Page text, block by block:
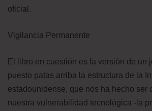
oficial.
Vigilancia Permanente
El libro en cuestión es la versión de un
puesto patas arriba la estructura de la
estadounidense, que nos ha hecho ser
nuestra vulnerabilidad tecnológica -la